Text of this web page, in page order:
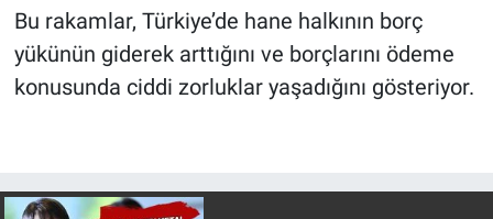
Bu rakamlar, Türkiye’de hane halkının borç
yükünün giderek arttığını ve borçlarını ödeme
konusunda ciddi zorluklar yaşadığını gösteriyor.
Canlı Yayın